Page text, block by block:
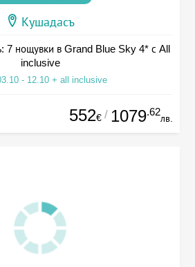
Кушадасъ
7 нощувки в Grand Blue Sky 4* с All
inclusive
- 12.10 + all inclusive
552€ / 1079.62
лв.